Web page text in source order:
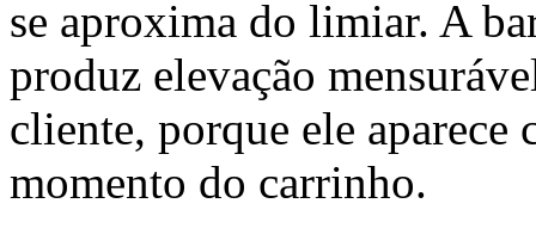
se aproxima do limiar. A
produz elevação
cliente, porque ele
momento do carrinho.